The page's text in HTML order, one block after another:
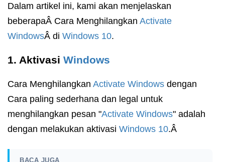
Dalam artikel ini, kami akan menjelaskan
beberapaÂ Cara Menghilangkan Activate
WindowsÂ di Windows 10.
1. Aktivasi Windows
Cara Menghilangkan Activate Windows dengan
Cara paling sederhana dan legal untuk
menghilangkan pesan "Activate Windows" adalah
dengan melakukan aktivasi Windows 10.Â
BACA JUGA